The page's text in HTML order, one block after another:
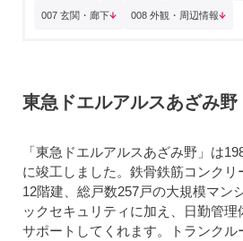
007 玄関・廊下 008 外観・周辺情報
東急ドエルアルスあざみ野
「東急ドエルアルスあざみ野」は
に竣工しました。鉄骨鉄筋コンクリ
12階建、総戸数257戸の大規模マン
ックセキュリティに加え、日勤管
サポートしてくれます。トランクル